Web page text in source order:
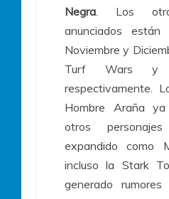
Negra . Los
anunciados están
Noviembre y
Turf Wars y
respectivamente.
Hombre Araña
otros
expandido como
incluso la Stark
generado